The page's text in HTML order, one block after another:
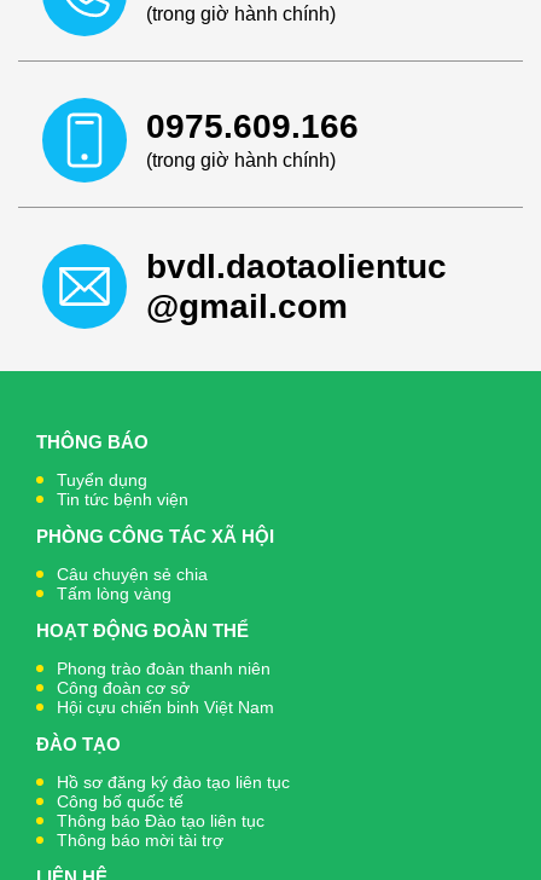
(trong giờ hành chính)
0975.609.166
(trong giờ hành chính)
bvdl.daotaolientuc
@gmail.com
THÔNG BÁO
Tuyển dụng
Tin tức bệnh viện
PHÒNG CÔNG TÁC XÃ HỘI
Câu chuyện sẻ chia
Tấm lòng vàng
HOẠT ĐỘNG ĐOÀN THỂ
Phong trào đoàn thanh niên
Công đoàn cơ sở
Hội cựu chiến binh Việt Nam
ĐÀO TẠO
Hồ sơ đăng ký đào tạo liên tục
Công bố quốc tế
Thông báo Đào tạo liên tục
Thông báo mời tài trợ